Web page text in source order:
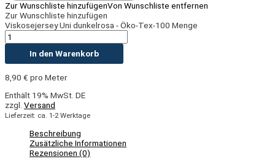
Zur Wunschliste hinzufügenVon Wunschliste entfernen
Zur Wunschliste hinzufügen
Viskosejersey Uni dunkelrosa - Öko-Tex-100 Menge
In den Warenkorb
8,90 € pro Meter
Enthält 19% MwSt. DE
zzgl. Versand
Lieferzeit: ca. 1-2 Werktage
Beschreibung
Zusätzliche Informationen
Rezensionen (0)